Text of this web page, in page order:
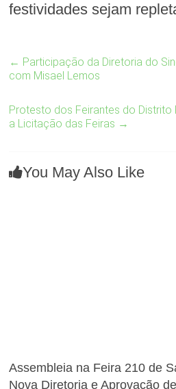
festividades sejam
← Participação da Diretoria do
com Misael Lemos
Protesto dos Feirantes do Distrito
a Licitação das Feiras →
You May Also Like
Assembleia na Feira 210 de
Nova Diretoria e Aprovação